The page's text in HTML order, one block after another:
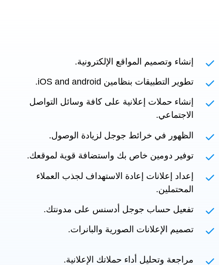
إنشاء وتصميم المواقع الإلكترونية.
تطوير التطبيقات بنظامين iOS and android.
إنشاء حملات إعلانية على كافة وسائل التواصل
الاجتماعي.
الظهور في خرائط جوجل لزيادة الوصول.
توفير دومين خاص بك واستضافة قوية لموقعك.
إعداد إعلانات إعادة الاستهداف لجذب العملاء
المحتملين.
تفعيل حساب جوجل أدسنس على مدونتك.
تصميم الإعلانات الصورية والبانرات.
مراجعة وتحليل أداء حملاتك الإعلانية.